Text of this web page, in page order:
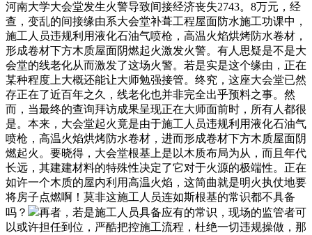
河南大学大会堂发生火警导致间接经济丧失2743。8万元，经
查，变乱的间接缘由系大会堂补葺工程屋面防水施工功课中，
施工人员违规利用液化石油气喷枪，高温火焰烘烤防水卷材，
形成卷材下方木质屋面阴燃起火激发火警。有人思疑是不是大
会堂的线老化从而激发了这场火警。若是实是这个缘由，正在
某种程度上大概还能让大师勉强接管。终究，这座大会堂已然
存正在了近百年之久，线老化也并非完全出乎预料之事。然
而，当最终的查询拜访成果呈现正在大师面前时，所有人都很
是。本来，大会堂起火竟是由于施工人员违规利用液化石油气
喷枪，高温火焰烘烤防水卷材，进而形成卷材下方木质屋面阴
燃起火。要晓得，大会堂根基上是以木质布局为从，而且年代
长远，其建建材料的特殊性决定了它对于火源的极端性。正在
如许一个木质的屋内利用高温火焰，这简曲就是明火执仗地要
将房子点燃啊！莫非这施工人员连如斯根基的常识都不具备
吗？
再者，若是施工人员具备应有的常识，现场的监管者可
以或许担任到位，严酷把控施工流程，杜绝一切违规操做，那